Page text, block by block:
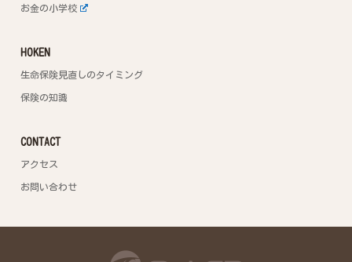
お金の小学校
HOKEN
生命保険見直しのタイミング
保険の知識
CONTACT
アクセス
お問い合わせ